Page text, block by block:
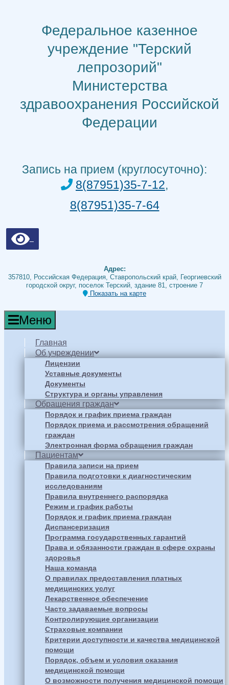
содержимомуФедеральное казенное
учреждение "Терский
лепрозорий"
Министерства
здравоохранения Российской
Федерации
Запись на прием (круглосуточно):
8(87951)35-7-12,
8(87951)35-7-64
Адрес:
357810, Российская Федерация, Ставропольский край, Георгиевский
городской округ, поселок Терский, здание 81, строение 7
Показать на карте
Меню
Главная
Об учреждении
Лицензии
Уставные документы
Документы
Структура и органы управления
Обращения граждан
Порядок и график приема граждан
Порядок приема и рассмотрения обращений
граждан
Электронная форма обращения граждан
Пациентам
Правила записи на прием
Правила подготовки к диагностическим
исследованиям
Правила внутреннего распорядка
Режим и график работы
Порядок и график приема граждан
Диспансеризация
Программа государственных гарантий
Права и обязанности граждан в сфере охраны
здоровья
Наша команда
О правилах предоставления платных
медицинских услуг
Лекарственное обеспечение
Часто задаваемые вопросы
Контролирующие организации
Страховые компании
Критерии доступности и качества медицинской
помощи
Порядок, объем и условия оказания
медицинской помощи
О возможности получения медицинской помощи